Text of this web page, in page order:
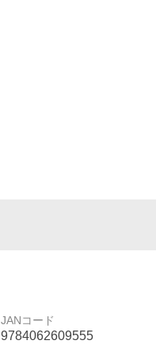
JANコード
9784062609555